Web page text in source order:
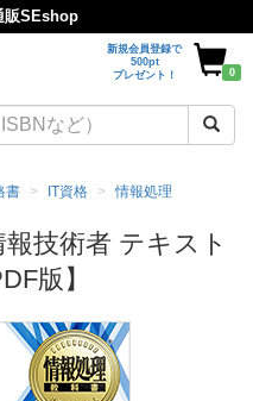
販SEshop
新規会員登録で
500pt
プレゼント！
0
書 IT資格 情報処理
技術者 テキスト
版】